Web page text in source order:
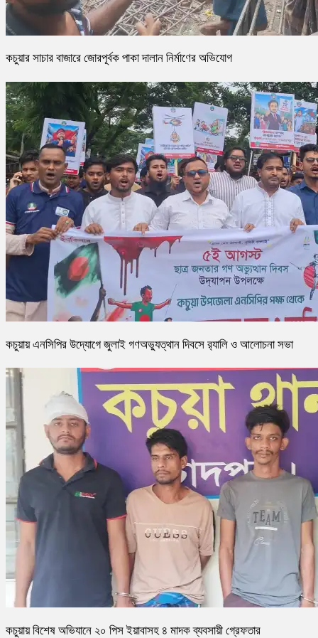
কচুয়ার সাচার বাজারে জোরপূর্বক পাকা দালান নির্মাণের অভিযোগ
কচুয়ায় এনসিপির উদ্যোগে জুলাই গণঅভ্যুত্থান দিবসে র‌্যালি ও আলোচনা সভা
কচুয়ায় বিশেষ অভিযানে ২০ পিস ইয়াবাসহ ৪ মাদক ব্যবসায়ী গ্রেফতার